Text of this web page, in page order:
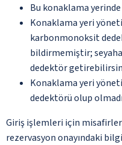
Bu konaklama
Konaklama yeri
karbonmonoksit
bildirmemiştir;
dedektör
Konaklama yeri
dedektörü olup
Giriş işlemleri için
rezervasyon onayındaki